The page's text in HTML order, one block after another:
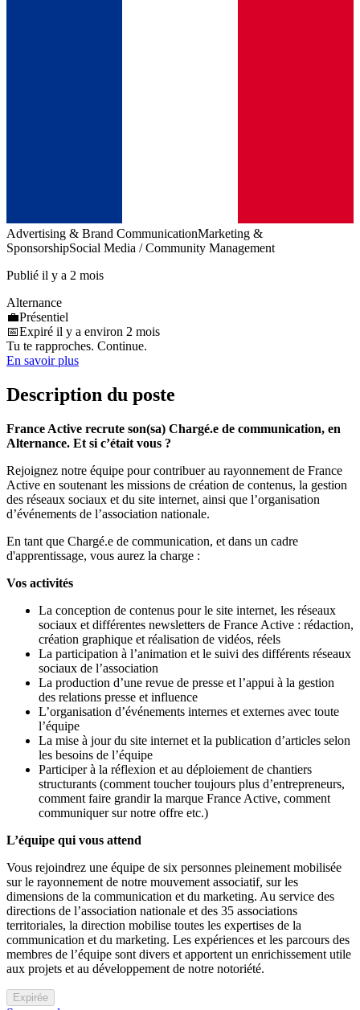
Advertising & Brand CommunicationMarketing &
SponsorshipSocial Media / Community Management
Publié il y a 2 mois
Alternance
💼Présentiel
📅Expiré il y a environ 2 mois
Tu te rapproches. Continue.
En savoir plus
Description du poste
France Active recrute son(sa) Chargé.e de communication, en
Alternance. Et si c’était vous ?
Rejoignez notre équipe pour contribuer au rayonnement de France
Active en soutenant les missions de création de contenus, la gestion
des réseaux sociaux et du site internet, ainsi que l’organisation
d’événements de l’association nationale.
En tant que Chargé.e de communication, et dans un cadre
d'apprentissage, vous aurez la charge :
Vos activités
La conception de contenus pour le site internet, les réseaux
sociaux et différentes newsletters de France Active : rédaction,
création graphique et réalisation de vidéos, réels
La participation à l’animation et le suivi des différents réseaux
sociaux de l’association
La production d’une revue de presse et l’appui à la gestion
des relations presse et influence
L’organisation d’événements internes et externes avec toute
l’équipe
La mise à jour du site internet et la publication d’articles selon
les besoins de l’équipe
Participer à la réflexion et au déploiement de chantiers
structurants (comment toucher toujours plus d’entrepreneurs,
comment faire grandir la marque France Active, comment
communiquer sur notre offre etc.)
L’équipe qui vous attend
Vous rejoindrez une équipe de six personnes pleinement mobilisée
sur le rayonnement de notre mouvement associatif, sur les
dimensions de la communication et du marketing. Au service des
directions de l’association nationale et des 35 associations
territoriales, la direction mobilise toutes les expertises de la
communication et du marketing. Les expériences et les parcours des
membres de l’équipe sont divers et apportent un enrichissement utile
aux projets et au développement de notre notoriété.
Expirée